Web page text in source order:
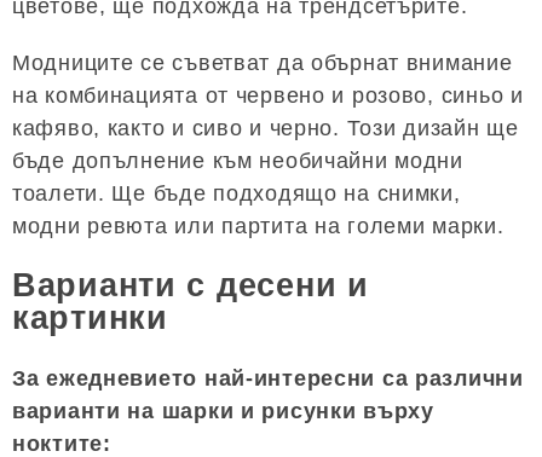
цветове, ще подхожда на трендсетърите.
Модниците се съветват да обърнат внимание
на комбинацията от червено и розово, синьо и
кафяво, както и сиво и черно. Този дизайн ще
бъде допълнение към необичайни модни
тоалети. Ще бъде подходящо на снимки,
модни ревюта или партита на големи марки.
Варианти с десени и
картинки
За ежедневието най-интересни са различни
варианти на шарки и рисунки върху
ноктите: